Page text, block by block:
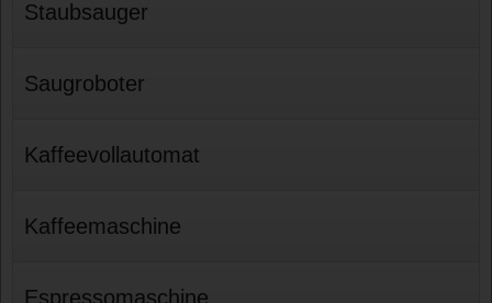
Staubsauger
Saugroboter
Kaffeevollautomat
Kaffeemaschine
Espressomaschine